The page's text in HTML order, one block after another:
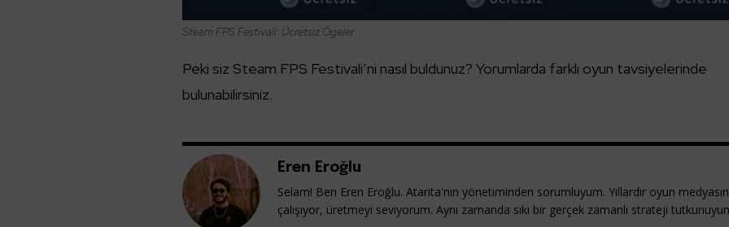
Steam FPS Festivali: Ücretsiz Ögeler
Peki siz Steam FPS Festivali’ni nasıl buldunuz? Yorumlarda farklı oyun tavsiyelerinde
bulunabilirsiniz.
Eren Eroğlu
Selam! Ben Eren Eroğlu. Atarita'nın yönetiminden sorumluyum. Yıllardır oyun
çalışıyor, üretmeyi seviyorum. Aynı zamanda sıkı bir gerçek zamanlı strateji